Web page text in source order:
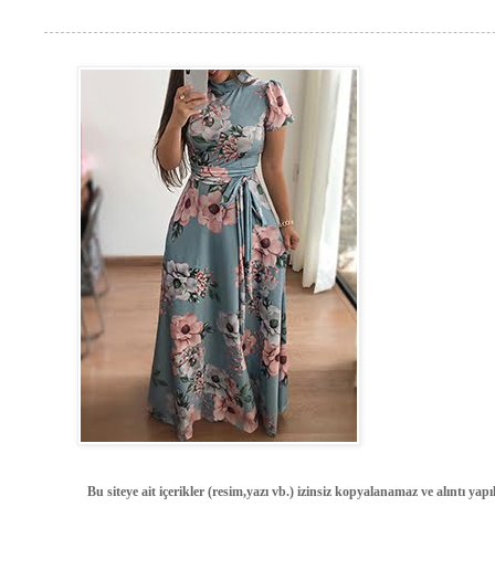
Bu siteye ait içerikler (resim,yazı vb.) izinsiz kopyalanamaz ve alıntı